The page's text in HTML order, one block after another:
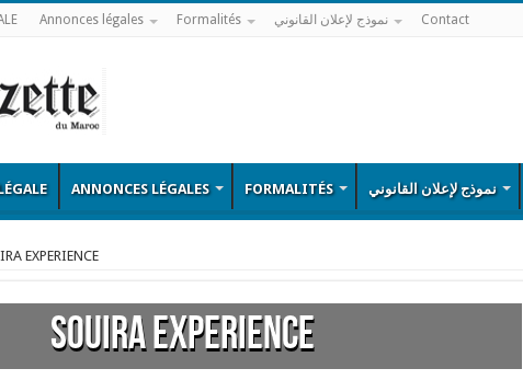
Annonces légales Formalités نموذج لإعلان القانوني Contact
ANNONCES LÉGALES FORMALITÉS نموذج لإعلان القانوني
EXPERIENCE
SOUIRA EXPERIENCE